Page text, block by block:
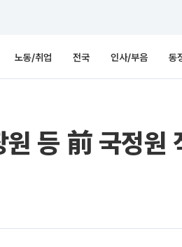
노동/취업 전국 인사/부음 동
등 前 국정원